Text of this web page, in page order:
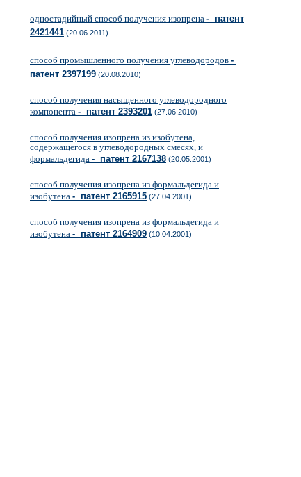
одностадийный способ получения изопрена - патент
2421441 (20.06.2011)
способ промышленного получения углеводородов -
патент 2397199 (20.08.2010)
способ получения насыщенного углеводородного
компонента - патент 2393201 (27.06.2010)
способ получения изопрена из изобутена,
содержащегося в углеводородных смесях, и
формальдегида - патент 2167138 (20.05.2001)
способ получения изопрена из формальдегида и
изобутена - патент 2165915 (27.04.2001)
способ получения изопрена из формальдегида и
изобутена - патент 2164909 (10.04.2001)